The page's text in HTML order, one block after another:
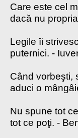
Care este cel
dacă nu
Legile îi
puternici. -
Când vorbeşti,
aduci o
Nu spune tot
tot ce poţi. -